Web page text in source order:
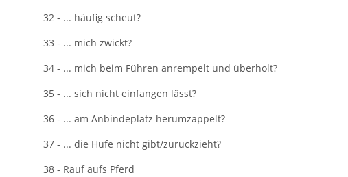
32 - ... häufig scheut?
33 - ... mich zwickt?
34 - ... mich beim Führen anrempelt und überholt?
35 - ... sich nicht einfangen lässt?
36 - ... am Anbindeplatz herumzappelt?
37 - ... die Hufe nicht gibt/zurückzieht?
38 - Rauf aufs Pferd